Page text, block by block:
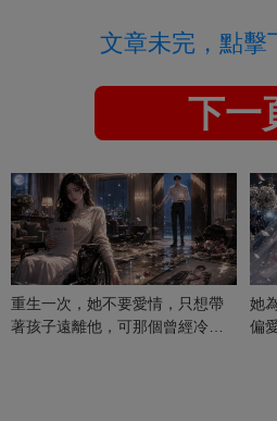
文章未完，點擊
下一
重生一次，她不要愛情，只想帶
著孩子遠離他，可那個曾經冷漠
她
偏